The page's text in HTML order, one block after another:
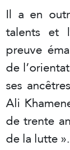
Il a en
talents et
preuve
de
ses
Ali
de trente
de la lutte ».